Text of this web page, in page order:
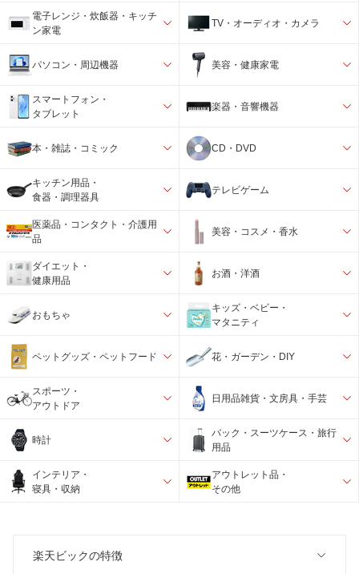
電子レンジ・炊飯器・キッチ
ン家電
TV・オーディオ・カメラ
パソコン・周辺機器 美容・健康家電
スマートフォン・
タブレット
楽器・音響機器
本・雑誌・コミック CD・DVD
キッチン用品・
食器・調理器具
テレビゲーム
医薬品・コンタクト・介護用
品
美容・コスメ・香水
ダイエット・
健康用品
お酒・洋酒
おもちゃ
キッズ・ベビー・
マタニティ
ペットグッズ・ペットフード 花・ガーデン・DIY
スポーツ・
アウトドア
日用品雑貨・文房具・手芸
時計
バック・スーツケース・旅行
用品
インテリア・
寝具・収納
アウトレット品・
その他
楽天ビックの特徴